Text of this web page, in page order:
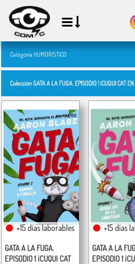
Categoría HUMORISTICO
Colección GATA A LA FUGA. EPISODIO 1 ¡CUQUI CAT
+15 días laborables
GATA A LA FUGA.
EPISODIO 1 ¡CUQUI CAT
+15 días
GATA A LA
EPISODIO 1